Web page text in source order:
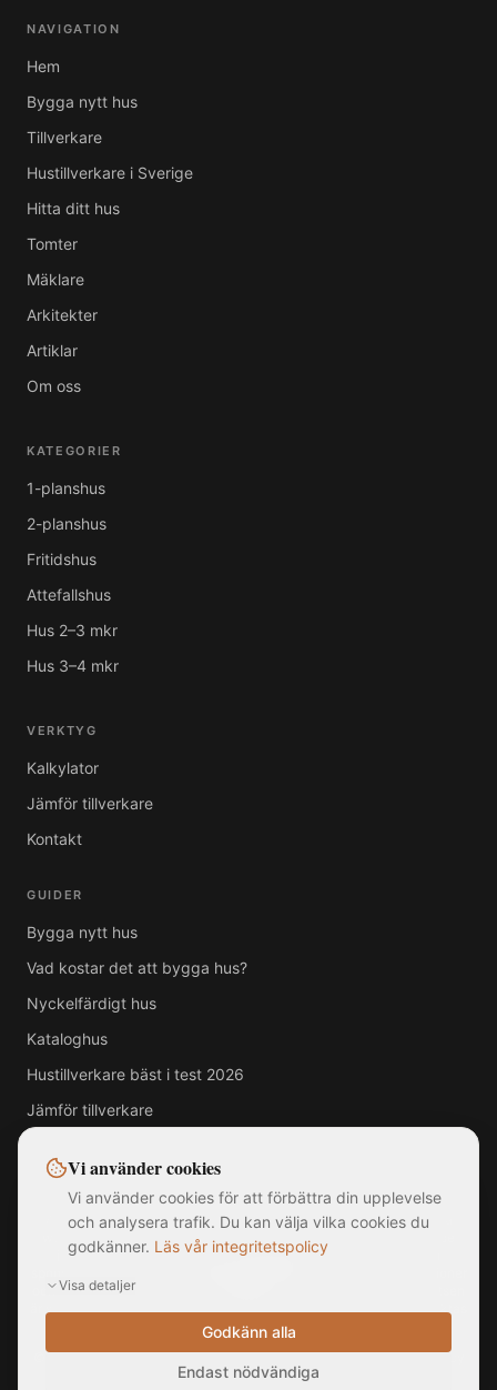
NAVIGATION
Hem
Bygga nytt hus
Tillverkare
Hustillverkare i Sverige
Hitta ditt hus
Tomter
Mäklare
Arkitekter
Artiklar
Om oss
KATEGORIER
1-planshus
2-planshus
Fritidshus
Attefallshus
Hus 2–3 mkr
Hus 3–4 mkr
VERKTYG
Kalkylator
Jämför tillverkare
Kontakt
GUIDER
Bygga nytt hus
Vad kostar det att bygga hus?
Nyckelfärdigt hus
Kataloghus
Hustillverkare bäst i test 2026
Jämför tillverkare
Alla varumärken, logotyper och företagsnamn som visas på denna
webbplats tillhör respektive ägare. MittNyaHus.se är en oberoende
jämförelsetjänst utan officiell koppling till, samarbete med eller
och kan avvika från faktiska produkter. Informationen på webbplatsen
är sammanställd från offentligt tillgängliga källor och ska inte betraktas
som rådgivning.
©2026MittNyaHus.se — Alla rättigheter förbehållna|Integritetspolicy
Vi använder cookies
Vi använder cookies för att förbättra din upplevelse
och analysera trafik. Du kan välja vilka cookies du
godkänner. Läs vår integritetspolicy
Visa detaljer
Godkänn alla
Endast nödvändiga